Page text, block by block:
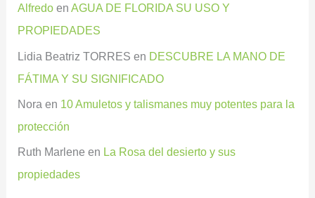
Alfredo enAGUA DE FLORIDA SU USO Y
PROPIEDADES
Lidia Beatriz TORRES en DESCUBRE LA MANO DE
FÁTIMA Y SU SIGNIFICADO
Nora en 10 Amuletos y talismanes muy potentes para la
protección
Ruth Marlene en La Rosa del desierto y sus
propiedades